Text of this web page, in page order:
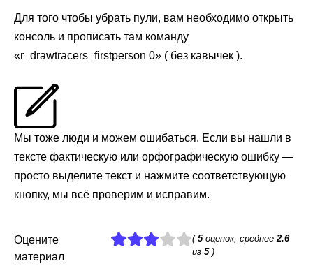
Для того чтобы убрать пули, вам необходимо открыть
консоль и прописать там команду
«r_drawtracers_firstperson 0» ( без кавычек ).
Мы тоже люди и можем ошибаться. Если вы нашли в
тексте фактическую или орфографическую ошибку —
просто выделите текст и нажмите соответствующую
кнопку, мы всё проверим и исправим.
Оцените
материал
(5оценок, среднее2.6
из5)